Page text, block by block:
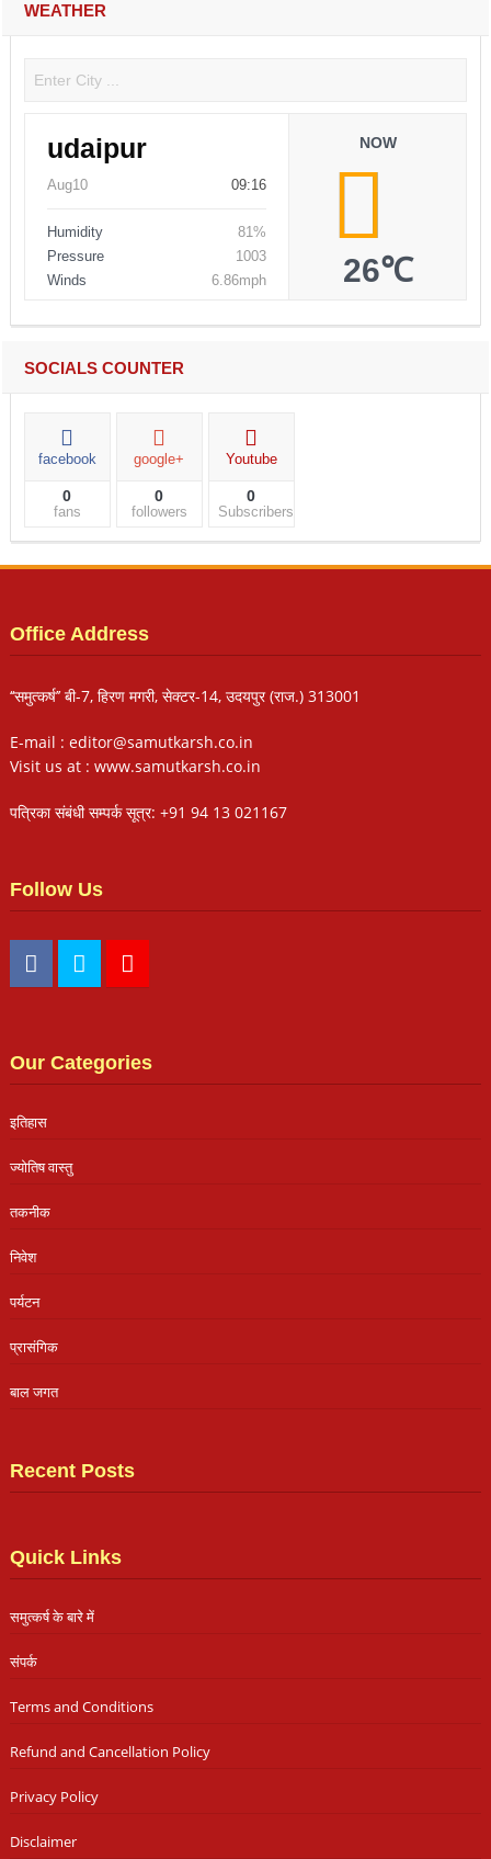
WEATHER
udaipur
Aug10 09:16
Humidity
81%
Pressure
1003
Winds
6.86mph
NOW
26℃
SOCIALS COUNTER
facebook
0
fans
google+
0
followers
Youtube
0
Subscribers
Office Address
‘‘समुत्कर्ष’’ बी-7, हिरण मगरी, सेक्टर-14, उदयपुर (राज.) 313001
E-mail : editor@samutkarsh.co.in
Visit us at : www.samutkarsh.co.in
पत्रिका संबंधी सम्पर्क सूत्र: +91 94 13 021167
Follow Us
Our Categories
इतिहास
ज्योतिष वास्तु
तकनीक
निवेश
पर्यटन
प्रासंगिक
बाल जगत
Recent Posts
Quick Links
समुत्कर्ष के बारे में
संपर्क
Terms and Conditions
Refund and Cancellation Policy
Privacy Policy
Disclaimer